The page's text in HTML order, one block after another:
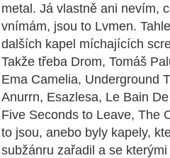
metal. Já vlastně ani nevím,
vnímám, jsou to Lvmen.
dalších kapel míchajících
Takže třeba Drom, Tomáš
Ema Camelia, Underground
Anurrn, Esazlesa, Le Bain
Five Seconds to Leave, The
to jsou, anebo byly kapely,
subžánru zařadil a se